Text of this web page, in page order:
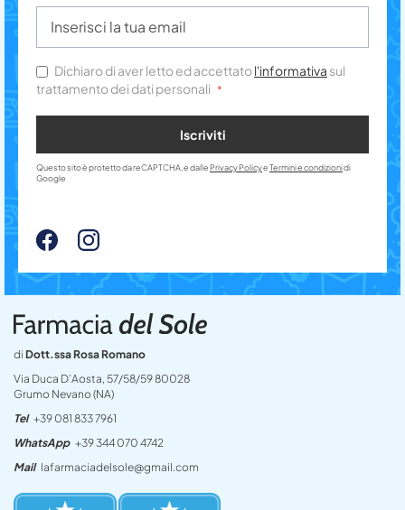
di Dott.ssa Rosa Romano
Via Duca D’Aosta, 57/58/59 80028
Grumo Nevano (NA)
Tel +39 081 833 7961
WhatsApp +39 344 070 4742
Mail lafarmaciadelsole@gmail.com
Dichiaro di aver letto ed accettatol'informativa sul
trattamento dei dati personali
Iscriviti
Questo sito è protetto da reCAPTCHA, e dalle Privacy PolicyeTermini e condizionidi
Google